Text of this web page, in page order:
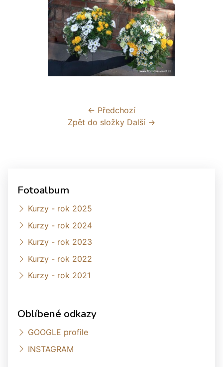
← Předchozí
Zpět do složky Další →
Fotoalbum
Kurzy - rok 2025
Kurzy - rok 2024
Kurzy - rok 2023
Kurzy - rok 2022
Kurzy - rok 2021
Oblíbené odkazy
GOOGLE profile
INSTAGRAM